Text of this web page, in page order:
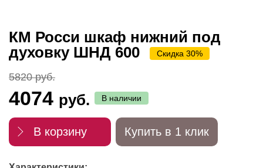
КМ Росси шкаф нижний под
духовку ШНД 600
Скидка 30%
5820 руб.
4074 руб. В наличии
В корзину Купить в 1 клик